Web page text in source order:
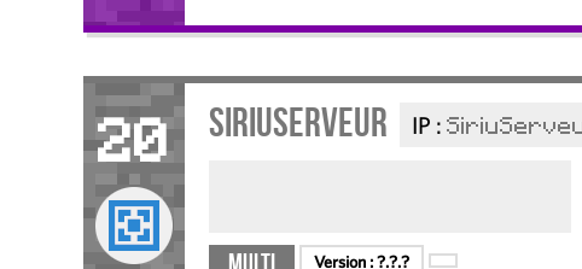
20 SiriuServeur IP :
Multi Version :?.?.?